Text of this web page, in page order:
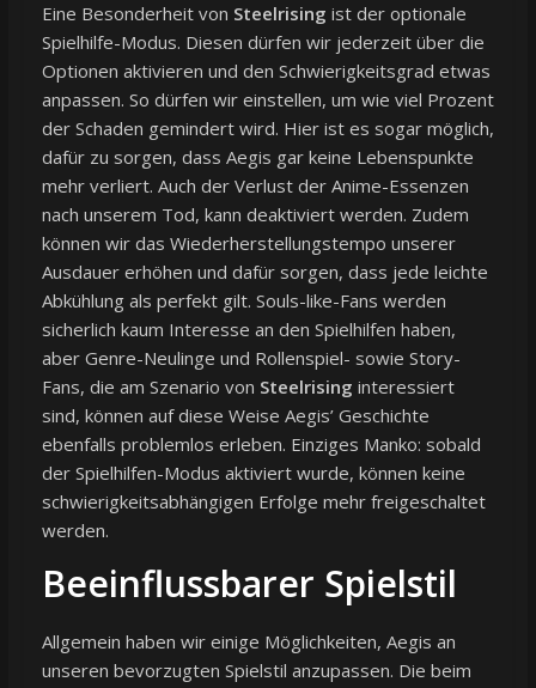
Eine Besonderheit von Steelrising ist der optionale
Spielhilfe-Modus. Diesen dürfen wir jederzeit über die
Optionen aktivieren und den Schwierigkeitsgrad etwas
anpassen. So dürfen wir einstellen, um wie viel Prozent
der Schaden gemindert wird. Hier ist es sogar möglich,
dafür zu sorgen, dass Aegis gar keine Lebenspunkte
mehr verliert. Auch der Verlust der Anime-Essenzen
nach unserem Tod, kann deaktiviert werden. Zudem
können wir das Wiederherstellungstempo unserer
Ausdauer erhöhen und dafür sorgen, dass jede leichte
Abkühlung als perfekt gilt. Souls-like-Fans werden
sicherlich kaum Interesse an den Spielhilfen haben,
aber Genre-Neulinge und Rollenspiel- sowie Story-
Fans, die am Szenario von Steelrising interessiert
sind, können auf diese Weise Aegis’ Geschichte
ebenfalls problemlos erleben. Einziges Manko: sobald
der Spielhilfen-Modus aktiviert wurde, können keine
schwierigkeitsabhängigen Erfolge mehr freigeschaltet
werden.
Beeinflussbarer Spielstil
Allgemein haben wir einige Möglichkeiten, Aegis an
unseren bevorzugten Spielstil anzupassen. Die beim